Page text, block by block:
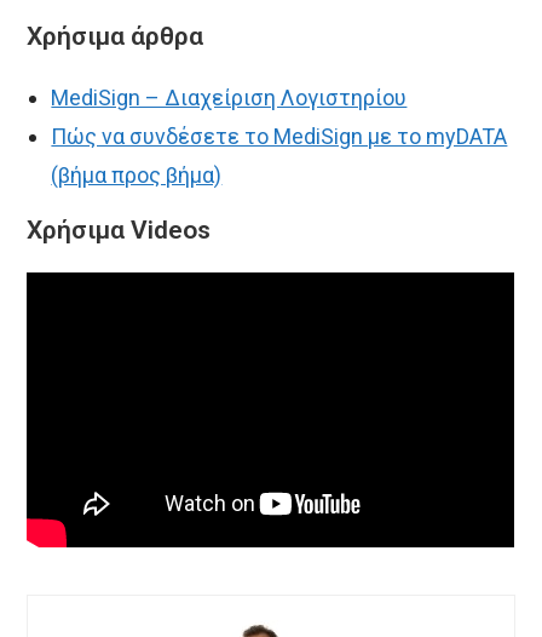
Χρήσιμα άρθρα
MediSign – Διαχείριση Λογιστηρίου
Πώς να συνδέσετε το MediSign με το myDATA
(βήμα προς βήμα)
Χρήσιμα Videos